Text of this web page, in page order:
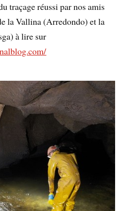
traçage réussi par nos amis
la Vallina (Arredondo) et la
à lire sur